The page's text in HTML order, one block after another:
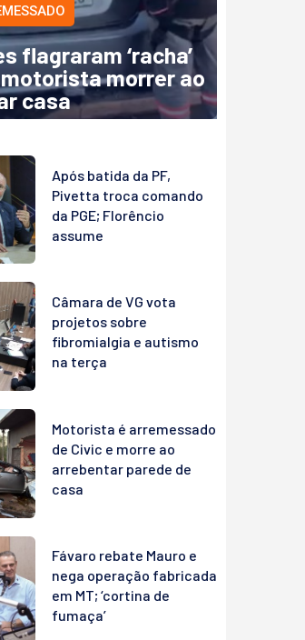
flagraram ‘racha’
morrer ao
casa
Após batida da PF,
Pivetta troca comando
da PGE; Florêncio
assume
Câmara de VG vota
projetos sobre
fibromialgia e autismo
na terça
Motorista é arremessado
de Civic e morre ao
arrebentar parede de
casa
Fávaro rebate Mauro e
nega operação fabricada
em MT; ‘cortina de
fumaça’